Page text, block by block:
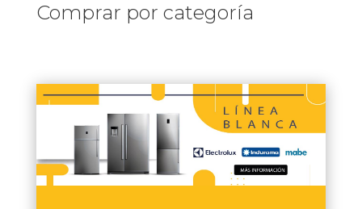
Comprar por categoría